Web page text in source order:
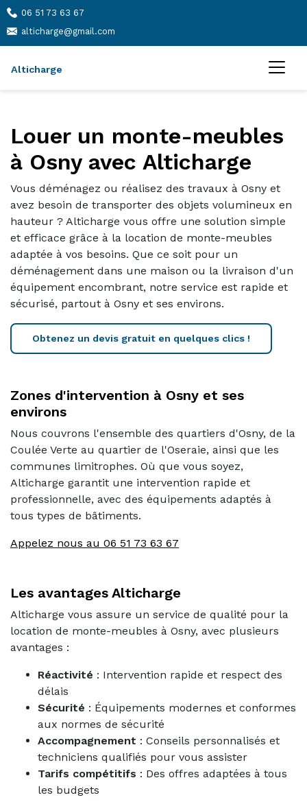
06 51 73 63 67
alticharge@gmail.com
Alticharge
Louer un monte-meubles
à Osny avec Alticharge
Vous déménagez ou réalisez des travaux à Osny et
avez besoin de transporter des objets volumineux en
hauteur ? Alticharge vous offre une solution simple
et efficace grâce à la location de monte-meubles
adaptée à vos besoins. Que ce soit pour un
déménagement dans une maison ou la livraison d'un
équipement encombrant, notre service est rapide et
sécurisé, partout à Osny et ses environs.
Obtenez un devis gratuit en quelques clics !
Zones d'intervention à Osny et ses
environs
Nous couvrons l'ensemble des quartiers d'Osny, de la
Coulée Verte au quartier de l'Oseraie, ainsi que les
communes limitrophes. Où que vous soyez,
Alticharge garantit une intervention rapide et
professionnelle, avec des équipements adaptés à
tous types de bâtiments.
Appelez nous au 06 51 73 63 67
Les avantages Alticharge
Alticharge vous assure un service de qualité pour la
location de monte-meubles à Osny, avec plusieurs
avantages :
Réactivité : Intervention rapide et respect des
délais
Sécurité : Équipements modernes et conformes
aux normes de sécurité
Accompagnement : Conseils personnalisés et
techniciens qualifiés pour vous assister
Tarifs compétitifs : Des offres adaptées à tous
les budgets